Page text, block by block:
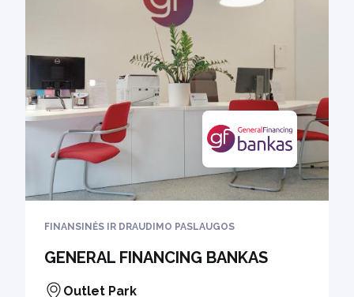
FINANSINĖS IR DRAUDIMO PASLAUGOS
GENERAL FINANCING BANKAS
Outlet Park